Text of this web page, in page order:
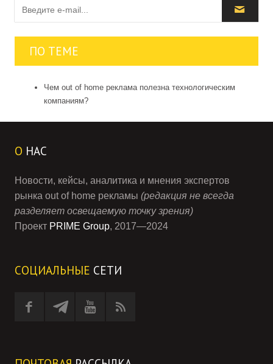
ПО ТЕМЕ
Чем out of home реклама полезна технологическим
компаниям?
О НАС
Новости, кейсы, аналитика и мнения экспертов
рынка out of home рекламы (редакция не всегда
разделяет освещаемую точку зрения)
Проект PRIME Group, 2017—2024
СОЦИАЛЬНЫЕ СЕТИ